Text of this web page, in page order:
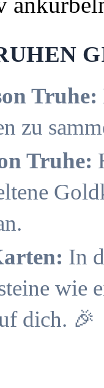
Truhe:
zu
Truhe:
In
wie
dich. 🎉